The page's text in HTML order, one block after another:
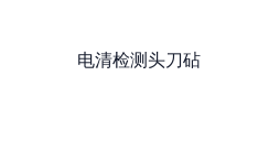
电清检测头刀砧